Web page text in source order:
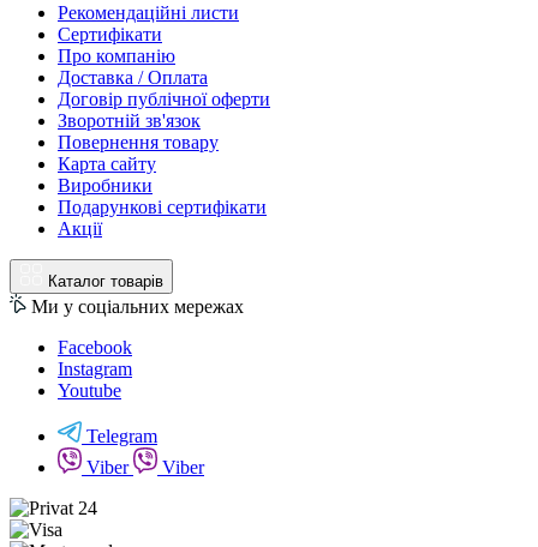
Рекомендаційні листи
Сертифікати
Про компанію
Доставка / Оплата
Договір публічної оферти
Зворотній зв'язок
Повернення товару
Карта сайту
Виробники
Подарункові сертифікати
Акції
Каталог товарів
Ми у соціальних мережах
Facebook
Instagram
Youtube
Telegram
Viber
Viber